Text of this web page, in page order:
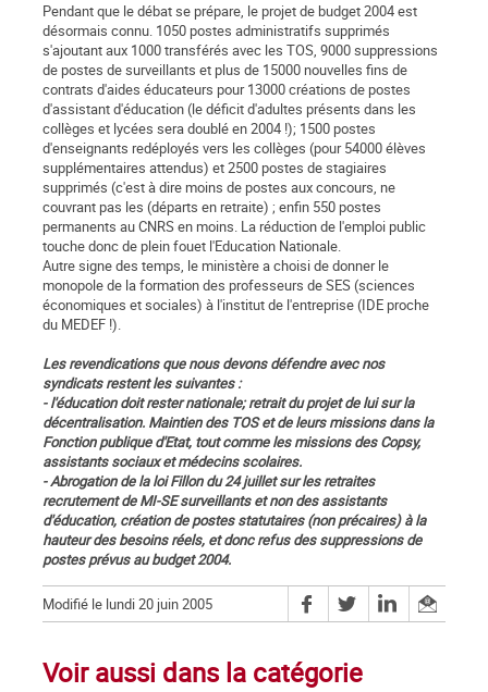
Pendant que le débat se prépare, le projet de budget 2004 est
désormais connu. 1050 postes administratifs supprimés
s'ajoutant aux 1000 transférés avec les TOS, 9000 suppressions
de postes de surveillants et plus de 15000 nouvelles fins de
contrats d'aides éducateurs pour 13000 créations de postes
d'assistant d'éducation (le déficit d'adultes présents dans les
collèges et lycées sera doublé en 2004 !); 1500 postes
d'enseignants redéployés vers les collèges (pour 54000 élèves
supplémentaires attendus) et 2500 postes de stagiaires
supprimés (c'est à dire moins de postes aux concours, ne
couvrant pas les (départs en retraite) ; enfin 550 postes
permanents au CNRS en moins. La réduction de l'emploi public
touche donc de plein fouet l'Education Nationale.
Autre signe des temps, le ministère a choisi de donner le
monopole de la formation des professeurs de SES (sciences
économiques et sociales) à l'institut de l'entreprise (IDE proche
du MEDEF !).
Les revendications que nous devons défendre avec nos
syndicats restent les suivantes :
- l'éducation doit rester nationale; retrait du projet de lui sur la
décentralisation. Maintien des TOS et de leurs missions dans la
Fonction publique d'Etat, tout comme les missions des Copsy,
assistants sociaux et médecins scolaires.
- Abrogation de la loi Fillon du 24 juillet sur les retraites
recrutement de MI-SE surveillants et non des assistants
d'éducation, création de postes statutaires (non précaires) à la
hauteur des besoins réels, et donc refus des suppressions de
postes prévus au budget 2004.
Modifié le lundi 20 juin 2005
Voir aussi dans la catégorie